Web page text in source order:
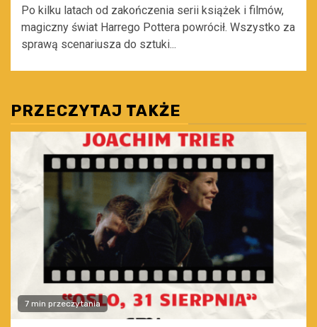
Po kilku latach od zakończenia serii książek i filmów,
magiczny świat Harrego Pottera powrócił. Wszystko za
sprawą scenariusza do sztuki...
PRZECZYTAJ TAKŻE
7 min przeczytania